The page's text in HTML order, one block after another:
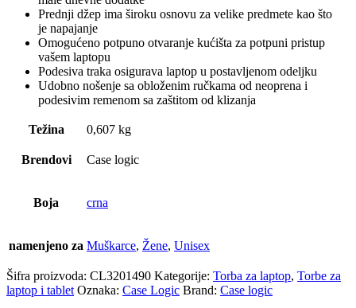
Prednji džep ima široku osnovu za velike predmete kao što
je napajanje
Omogućeno potpuno otvaranje kućišta za potpuni pristup
vašem laptopu
Podesiva traka osigurava laptop u postavljenom odeljku
Udobno nošenje sa obloženim ručkama od neoprena i
podesivim remenom sa zaštitom od klizanja
Težina 0,607 kg
Brendovi Case logic
Boja crna
namenjeno za Muškarce, Žene, Unisex
Šifra proizvoda: CL3201490 Kategorije: Torba za laptop, Torbe za
laptop i tablet Oznaka: Case Logic Brand: Case logic